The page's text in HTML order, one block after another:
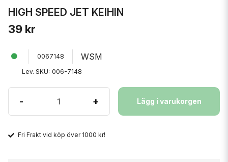
HIGH SPEED JET KEIHIN
39 kr
0067148 WSM
Lev. SKU: 006-7148
- + Lägg i varukorgen
Fri Frakt vid köp över 1000 kr!